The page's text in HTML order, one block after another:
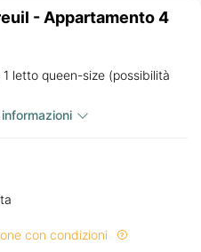
- Appartamento 4
letto queen-size (possibilità
con condizioni